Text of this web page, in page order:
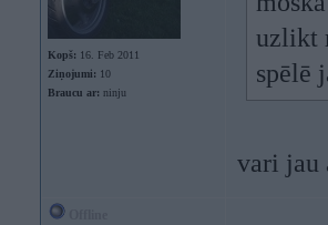
Kopš: 16. Feb 2011
Ziņojumi: 10
Braucu ar: ninju
uzlikt
spēlē
vari jau